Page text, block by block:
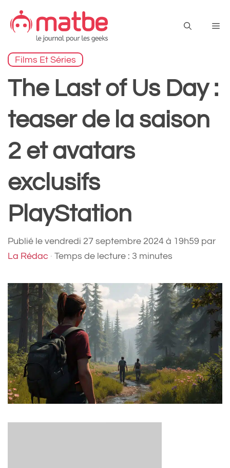
contenu
Films Et Séries
The Last of Us Day :
teaser de la saison
2 et avatars
exclusifs
PlayStation
Publié le vendredi 27 septembre 2024 à 19h59 par
La Rédac · Temps de lecture : 3 minutes